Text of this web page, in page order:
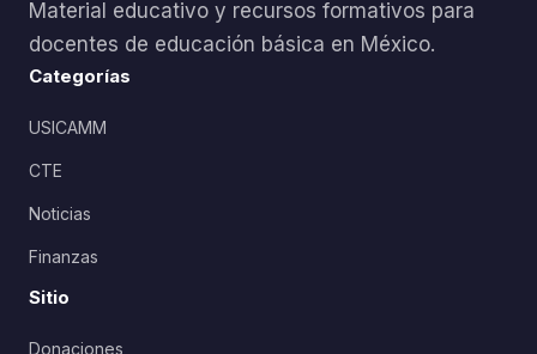
Material educativo y recursos formativos para
docentes de educación básica en México.
Categorías
USICAMM
CTE
Noticias
Finanzas
Sitio
Donaciones